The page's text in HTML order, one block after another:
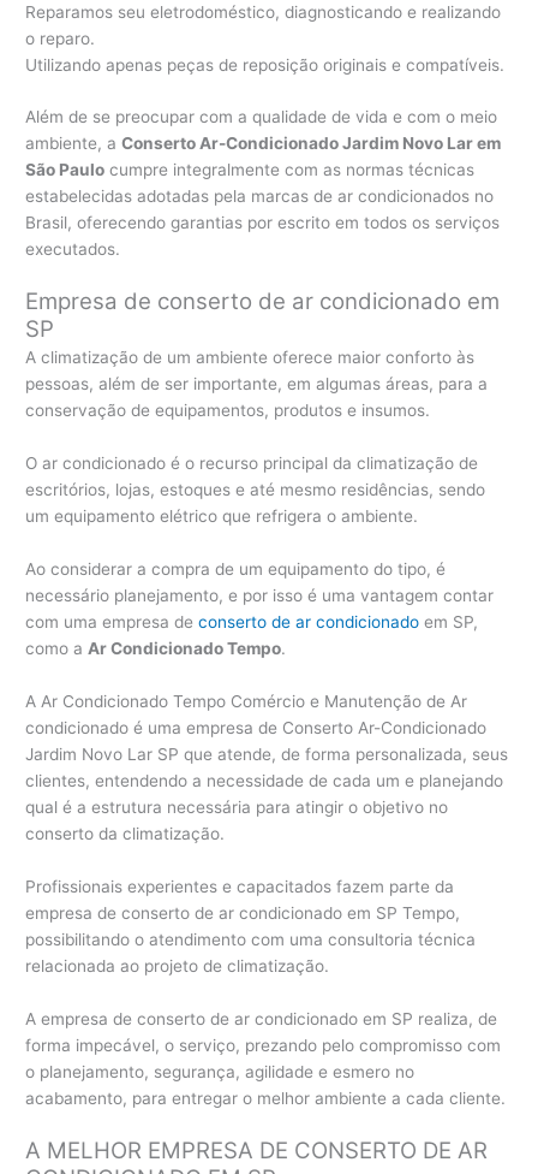
Reparamos seu eletrodoméstico, diagnosticando e realizando
o reparo.
Utilizando apenas peças de reposição originais e compatíveis.
Além de se preocupar com a qualidade de vida e com o meio
ambiente, aConserto Ar-Condicionado Jardim Novo Lar em
São Paulo cumpre integralmente com as normas técnicas
estabelecidas adotadas pela marcas de ar condicionados no
Brasil, oferecendo garantias por escrito em todos os serviços
executados.
Empresa de conserto de ar condicionado em
SP
A climatização de um ambiente oferece maior conforto às
pessoas, além de ser importante, em algumas áreas, para a
conservação de equipamentos, produtos e insumos.
O ar condicionado é o recurso principal da climatização de
escritórios, lojas, estoques e até mesmo residências, sendo
um equipamento elétrico que refrigera o ambiente.
Ao considerar a compra de um equipamento do tipo, é
necessário planejamento, e por isso é uma vantagem contar
com uma empresa deconserto de ar condicionado em SP,
como a Ar Condicionado Tempo.
A Ar Condicionado Tempo Comércio e Manutenção de Ar
condicionado é uma empresa de Conserto Ar-Condicionado
Jardim Novo Lar SP que atende, de forma personalizada, seus
clientes, entendendo a necessidade de cada um e planejando
qual é a estrutura necessária para atingir o objetivo no
conserto da climatização.
Profissionais experientes e capacitados fazem parte da
empresa de conserto de ar condicionado em SP Tempo,
possibilitando o atendimento com uma consultoria técnica
relacionada ao projeto de climatização.
A empresa de conserto de ar condicionado em SP realiza, de
forma impecável, o serviço, prezando pelo compromisso com
o planejamento, segurança, agilidade e esmero no
acabamento, para entregar o melhor ambiente a cada cliente.
A MELHOR EMPRESA DE CONSERTO DE AR